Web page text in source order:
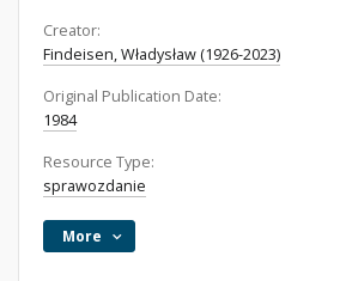
Creator:
Findeisen, Władysław (1926-2023)
Original Publication Date:
1984
Resource Type:
sprawozdanie
More